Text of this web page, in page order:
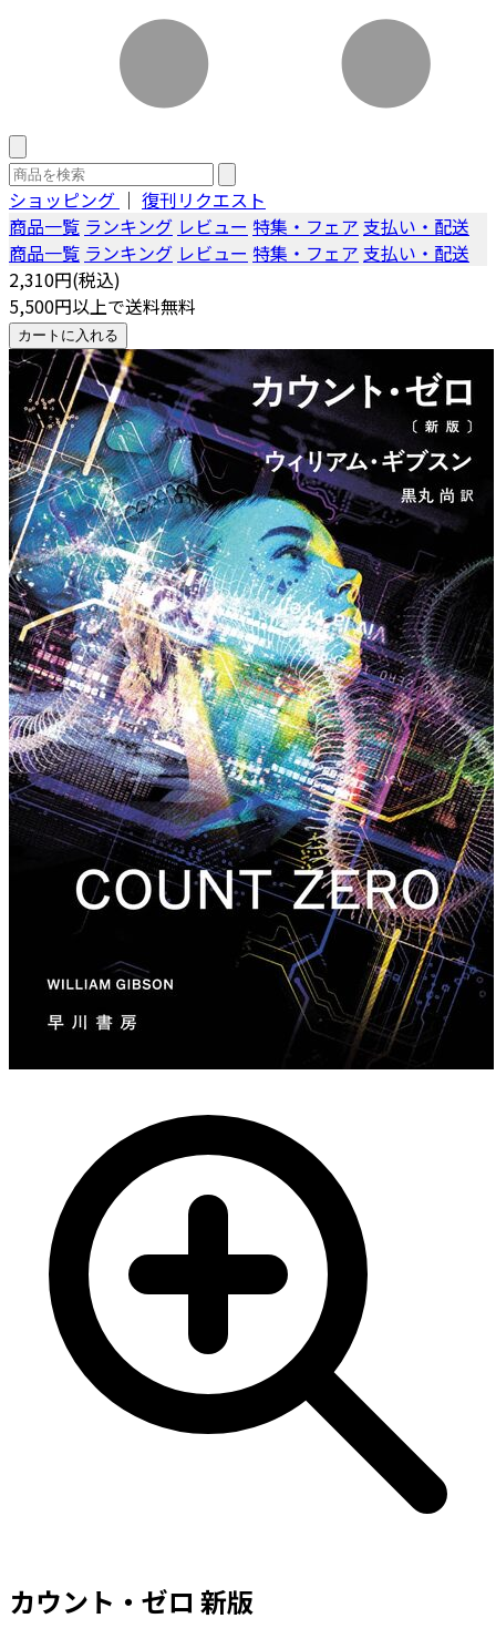
ショッピング ｜ 復刊リクエスト
商品一覧 ランキング レビュー 特集・フェア 支払い・配送
商品一覧 ランキング レビュー 特集・フェア 支払い・配送
2,310円(税込)
5,500円以上で送料無料
カートに入れる
カウント・ゼロ 新版